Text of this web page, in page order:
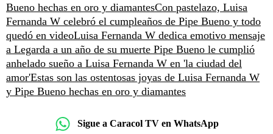
Bueno hechas en oro y diamantesCon pastelazo, Luisa
Fernanda W celebró el cumpleaños de Pipe Bueno y todo
quedó en videoLuisa Fernanda W dedica emotivo mensaje
a Legarda a un año de su muerte Pipe Bueno le cumplió
anhelado sueño a Luisa Fernanda W en 'la ciudad del
amor'Estas son las ostentosas joyas de Luisa Fernanda W
y Pipe Bueno hechas en oro y diamantes
Sigue a Caracol TV en WhatsApp